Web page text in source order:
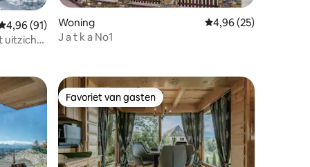
beoordeling van 4,96 uit 5, 91 recensies
4,96 (91)
uitzicht
Woning Gemiddelde
4,96 (25)
J a t k a No1
Favoriet van gasten
Favoriet van gasten